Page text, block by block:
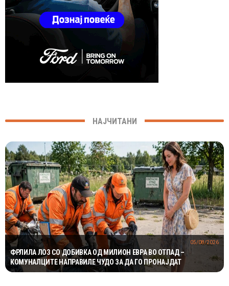
НАЈЧИТАНИ
ФРЛИЛА ЛОЗ СО ДОБИВКА ОД МИЛИОН ЕВРА ВО ОТПАД –
КОМУНАЛЦИТЕ НАПРАВИЛЕ ЧУДО ЗА ДА ГО ПРОНАЈДАТ
05/08/2026